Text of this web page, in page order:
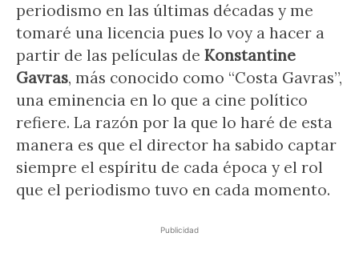
periodismo en las últimas décadas y me
tomaré una licencia pues lo voy a hacer a
partir de las películas de Konstantine
Gavras, más conocido como “Costa Gavras”,
una eminencia en lo que a cine político
refiere. La razón por la que lo haré de esta
manera es que el director ha sabido captar
siempre el espíritu de cada época y el rol
que el periodismo tuvo en cada momento.
Publicidad